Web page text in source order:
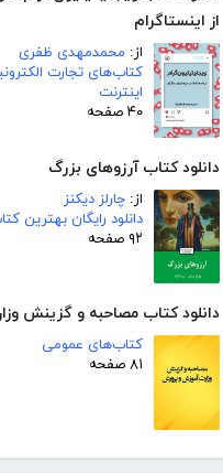
از اینستاگرام
از: محمدمهدی ظفری
کتاب‌های تجارت
اینترنت
۴۰ صفحه
دانلود کتاب آرزوهای بزرگ
از: چارلز دیکنز
دانلود رایگان بهترین
۹۲ صفحه
دانلود کتاب مصاحبه و گزینش
کتاب‌های عمومی
۸۱ صفحه